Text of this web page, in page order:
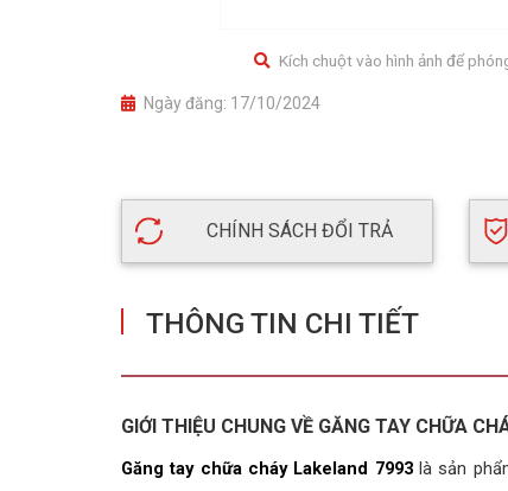
Kích chuột vào hình ảnh để
Ngày đăng: 17/10/2024
CHÍNH SÁCH ĐỔI TRẢ
THÔNG TIN CHI TIẾT
GIỚI THIỆU CHUNG VỀ GĂNG TAY CHỮA
Găng tay chữa cháy Lakeland 7993 là sản